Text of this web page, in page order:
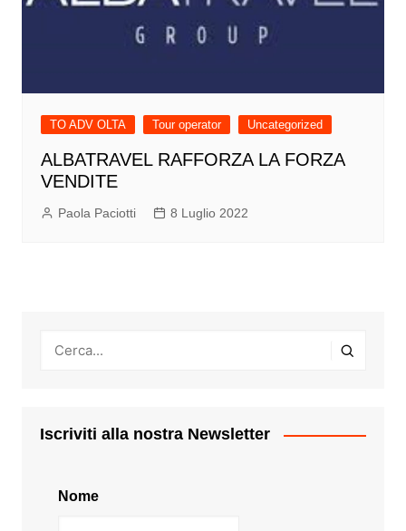
TO ADV OLTA Tour operator Uncategorized
ALBATRAVEL RAFFORZA LA FORZA
VENDITE
Paola Paciotti 8 Luglio 2022
Iscriviti alla nostra Newsletter
Nome